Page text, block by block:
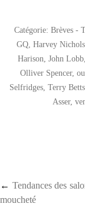
Catégorie: Brèves -
GQ, Harvey Nichols
Harison, John Lobb,
Olliver Spencer,
Selfridges, Terry Betts
Asser,
Post
← Tendances des
moucheté